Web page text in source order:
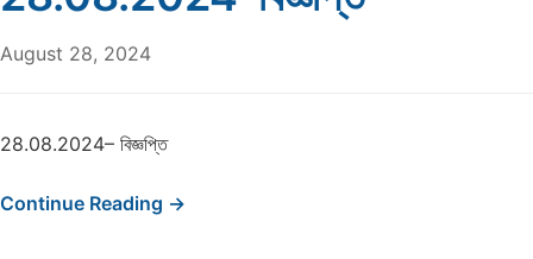
August 28, 2024
28.08.2024– বিজ্ঞপ্তি
Continue Reading →